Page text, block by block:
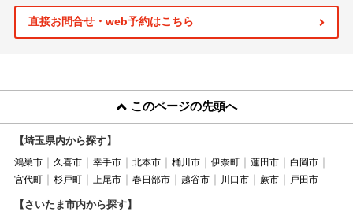
直接お問合せ・web予約はこちら
このページの先頭へ
【埼玉県内から探す】
鴻巣市 久喜市 幸手市 北本市 桶川市 伊奈町 蓮田市
白岡市
宮代町
杉戸町 上尾市 春日部市 越谷市 川口市 蕨市 戸田市
【さいたま市内から探す】